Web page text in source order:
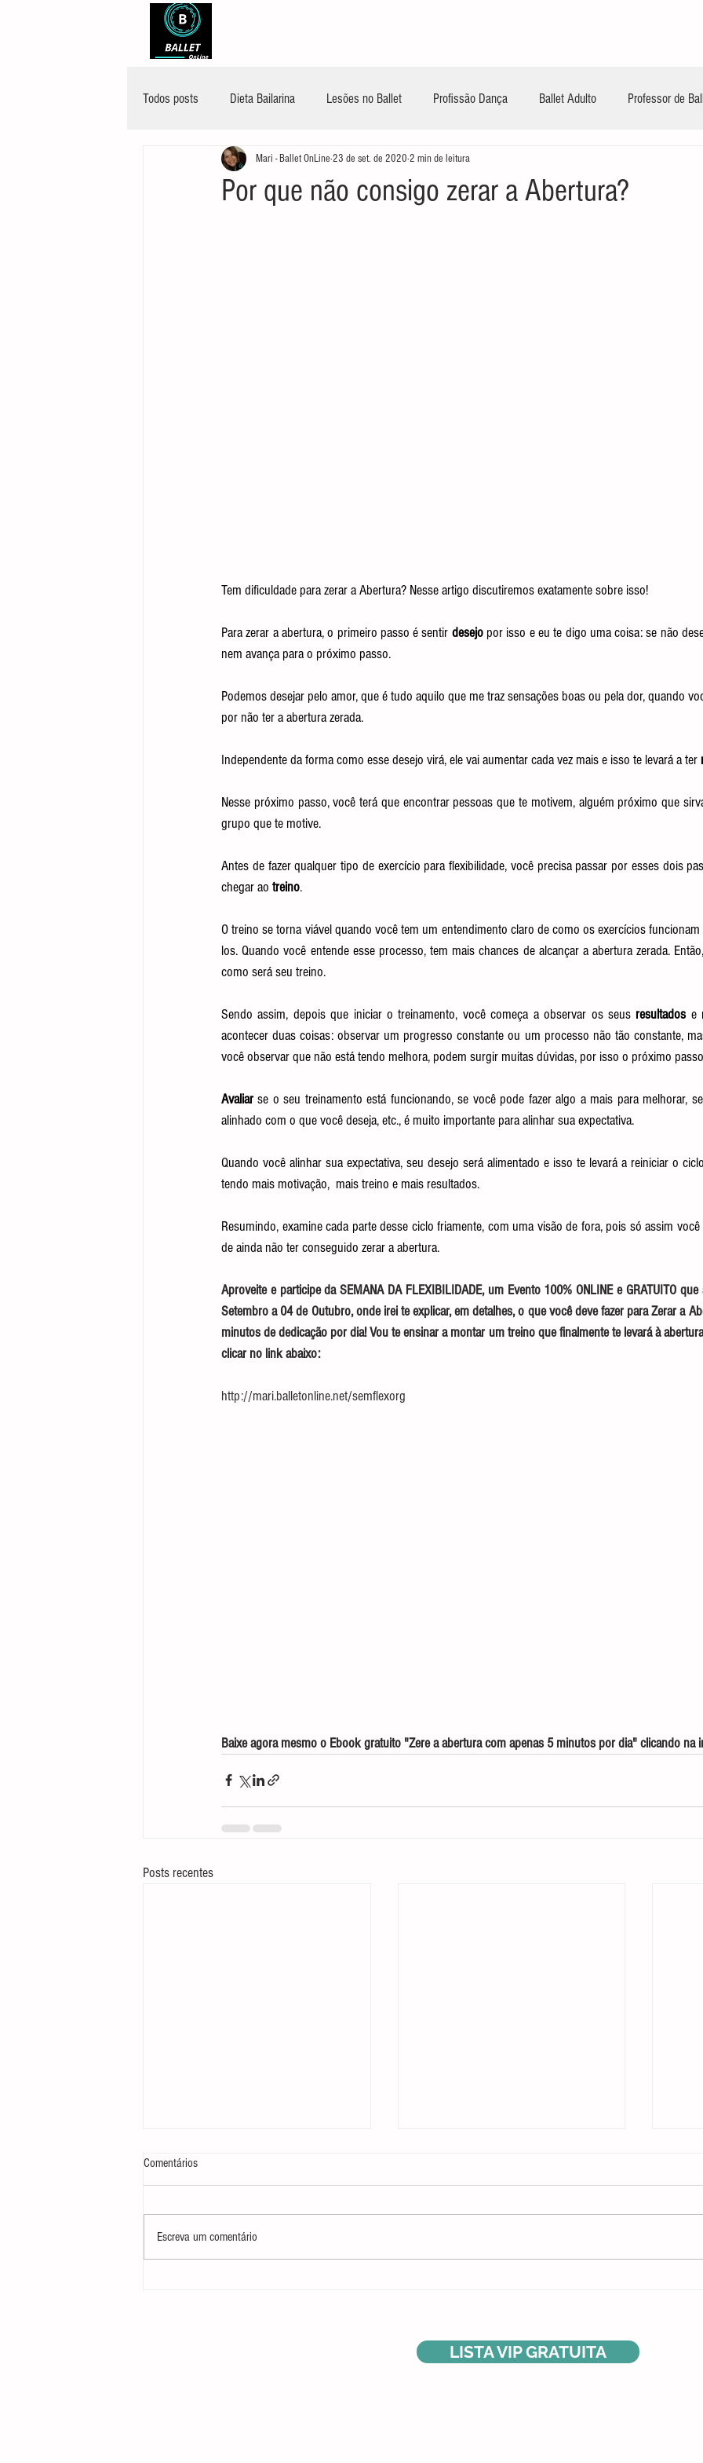
Todos posts Dieta Bailarina Lesões no Ballet Profissão Dança Ballet Adulto Professor de
Por que não consigo zerar a Abertura?
Mari - Ballet OnLine 23 de set. de 2020 2 min de leitura
Tem dificuldade para zerar a Abertura? Nesse artigo discutiremos exatamente sobre isso!
Para zerar a abertura, o primeiro passo é sentir desejo por isso e eu te digo uma coisa: se não
nem avança para o próximo passo.
Podemos desejar pelo amor, que é tudo aquilo que me traz sensações boas ou pela dor, quando
por não ter a abertura zerada.
Independente da forma como esse desejo virá, ele vai aumentar cada vez mais e isso te levará a ter
Nesse próximo passo, você terá que encontrar pessoas que te motivem, alguém próximo que
grupo que te motive.
Antes de fazer qualquer tipo de exercício para flexibilidade, você precisa passar por esses dois
chegar ao treino.
O treino se torna viável quando você tem um entendimento claro de como os exercícios funcionam
los. Quando você entende esse processo, tem mais chances de alcançar a abertura zerada.
como será seu treino.
Sendo assim, depois que iniciar o treinamento, você começa a observar os seus resultados e
acontecer duas coisas: observar um progresso constante ou um processo não tão constante,
você observar que não está tendo melhora, podem surgir muitas dúvidas, por isso o próximo
Avaliar se o seu treinamento está funcionando, se você pode fazer algo a mais para melhorar,
alinhado com o que você deseja, etc., é muito importante para alinhar sua expectativa.
Quando você alinhar sua expectativa, seu desejo será alimentado e isso te levará a reiniciar o
tendo mais motivação,  mais treino e mais resultados.
Resumindo, examine cada parte desse ciclo friamente, com uma visão de fora, pois só assim
de ainda não ter conseguido zerar a abertura.
Aproveite e participe da SEMANA DA FLEXIBILIDADE, um Evento 100% ONLINE e GRATUITO
Setembro a 04 de Outubro, onde irei te explicar, em detalhes, o que você deve fazer para Zerar a
minutos de dedicação por dia! Vou te ensinar a montar um treino que finalmente te levará à
clicar no link abaixo:
http://mari.balletonline.net/semflexorg
Baixe agora mesmo o Ebook gratuito "Zere a abertura com apenas 5 minutos por dia" clicando na
Posts recentes
Comentários
Escreva um comentário
LISTA VIP GRATUITA